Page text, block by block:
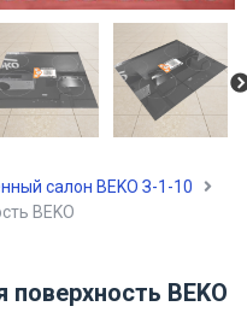
салон BEKO З-1-10
BEKO
BEKO